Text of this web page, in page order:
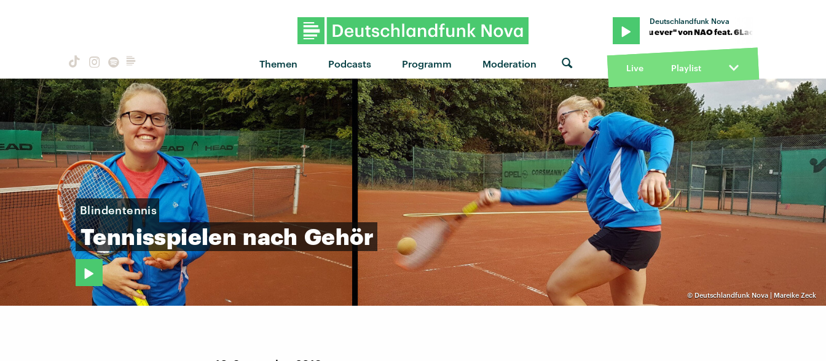
Themen Podcasts Programm Moderation
Deutschlandfunk Nova
"If you ever" von NAO feat. 6Lack · "If you ever" von NAO feat. 6Lack · "If you ever" von NAO feat.
Live Playlist
© Deutschlandfunk Nova | Mareike Zeck
Blindentennis
Tennisspielen nach Gehör